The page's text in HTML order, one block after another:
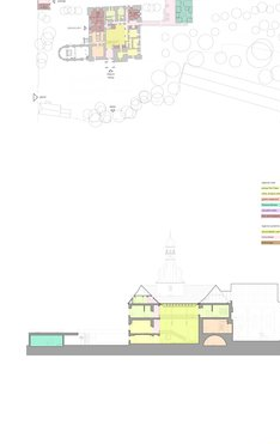
základní škola komořany